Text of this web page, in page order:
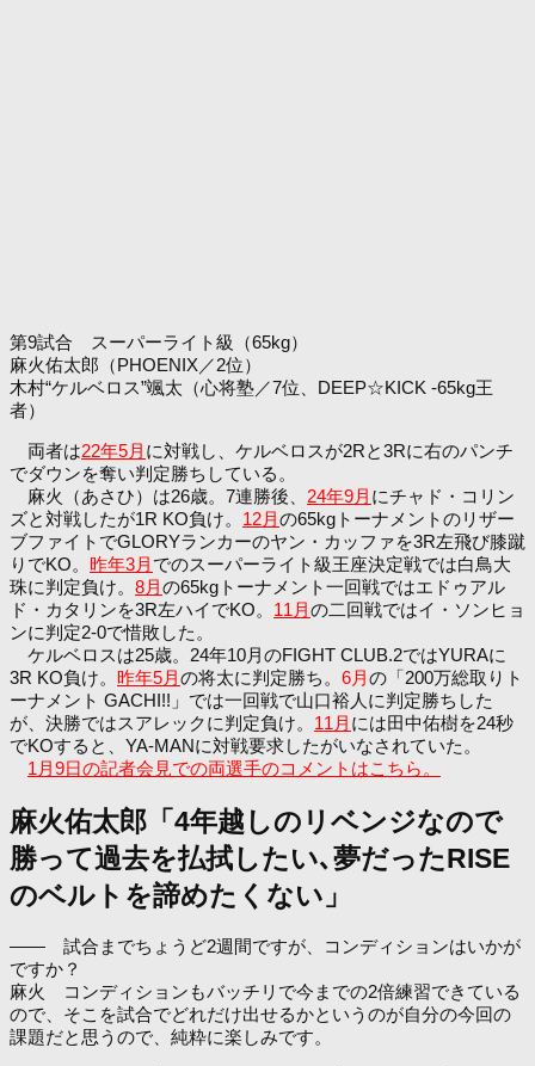
第9試合 スーパーライト級（65kg）
麻火佑太郎（PHOENIX／2位）
木村“ケルベロス”颯太（心将塾／7位、DEEP☆KICK -65kg王
者）
両者は22年5月 に対戦し、ケルベロスが2Rと3Rに右のパンチ
でダウンを奪い判定勝ちしている。
麻火（あさひ）は26歳。7連勝後、 24年9月 にチャド・コリン
ズと対戦したが1R KO負け。 12月の65kgトーナメントのリザー
ブファイトでGLORYランカーのヤン・カッファを3R左飛び膝蹴
りでKO。 昨年3月 でのスーパーライト級王座決定戦では白鳥大
珠に判定負け。 8月の65kgトーナメント一回戦ではエドゥアル
ド・カタリンを3R左ハイでKO。 11月の二回戦ではイ・ソンヒョ
ンに判定2-0で惜敗した。
ケルベロスは25歳。24年10月のFIGHT CLUB.2ではYURAに
3R KO負け。 昨年5月の将太に判定勝ち。 6月の「200万総取りト
ーナメント GACHI!!」では一回戦で山口裕人に判定勝ちした
が、決勝ではスアレックに判定負け。 11月 には田中佑樹を24秒
でKOすると、YA-MANに対戦要求したがいなされていた。
1月9日の記者会見での両選手のコメントはこちら。
麻火佑太郎「4年越しのリベンジなので
勝って過去を払拭したい､夢だったRISE
のベルトを諦めたくない」
―― 試合までちょうど2週間ですが、コンディションはいかが
ですか？
麻火 コンディションもバッチリで今までの2倍練習できている
ので、そこを試合でどれだけ出せるかというのが自分の今回の
課題だと思うので、純粋に楽しみです。